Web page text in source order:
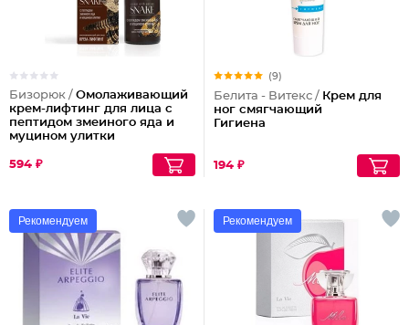
Бизорюк / Омолаживающий
крем-лифтинг для лица с
пептидом змеиного яда и
муцином улитки
594 ₽
(9)
Белита - Витекс / Крем для
ног смягчающий
Гигиена
194 ₽
Рекомендуем Рекомендуем